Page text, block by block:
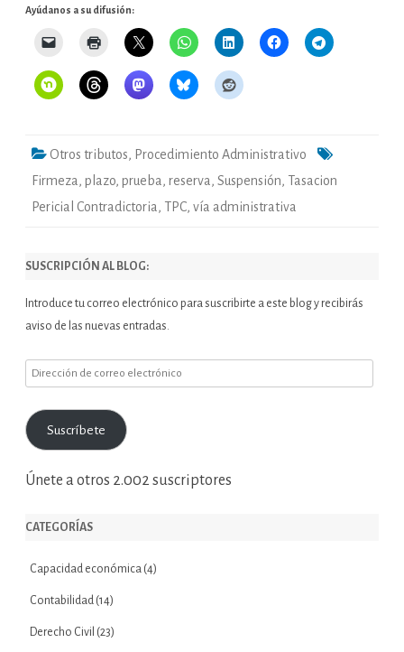
Ayúdanos a su difusión:
Otros tributos, Procedimiento Administrativo
Firmeza , plazo, prueba , reserva , Suspensión, Tasacion
Pericial Contradictoria , TPC, vía administrativa
SUSCRIPCIÓN AL BLOG:
Introduce tu correo electrónico para suscribirte a este blog y recibirás
aviso de las nuevas entradas.
Dirección
correo
electrónico
Suscríbete
Únete a otros 2.002 suscriptores
CATEGORÍAS
Capacidad económica (4)
Contabilidad (14)
Derecho Civil (23)